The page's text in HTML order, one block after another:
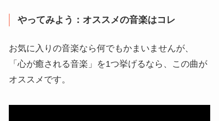
やってみよう：オススメの音楽はコレ
お気に入りの音楽なら何でもかまいませんが、
「心が癒される音楽」を1つ挙げるなら、この曲が
オススメです。